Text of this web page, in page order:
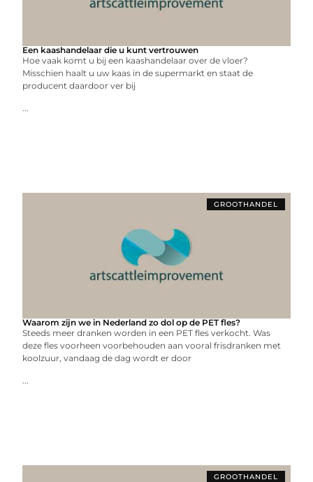
Een kaashandelaar die u kunt vertrouwen
Hoe vaak komt u bij een kaashandelaar over de vloer?
Misschien haalt u uw kaas in de supermarkt en staat de
producent daardoor ver bij
...
GROOTHANDEL
Waarom zijn we in Nederland zo dol op de PET fles?
Steeds meer dranken worden in een PET fles verkocht. Was
deze fles voorheen voorbehouden aan vooral frisdranken met
koolzuur, vandaag de dag wordt er door
...
GROOTHANDEL